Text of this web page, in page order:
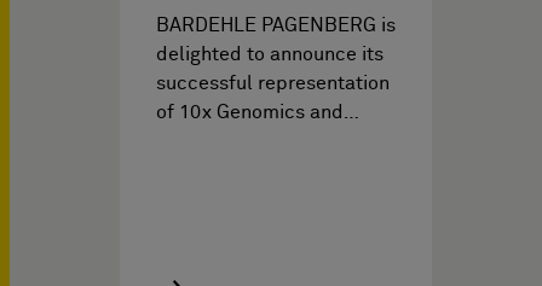
BARDEHLE PAGENBERG is
delighted to announce its
successful representation
of 10x Genomics and…